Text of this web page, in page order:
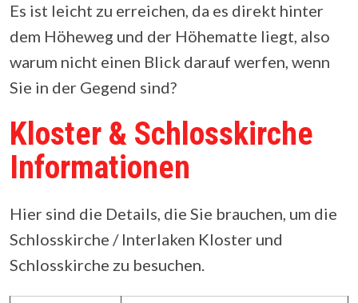
Es ist leicht zu erreichen, da es direkt hinter
dem Höheweg und der Höhematte liegt, also
warum nicht einen Blick darauf werfen, wenn
Sie in der Gegend sind?
Kloster & Schlosskirche
Informationen
Hier sind die Details, die Sie brauchen, um die
Schlosskirche / Interlaken Kloster und
Schlosskirche zu besuchen.